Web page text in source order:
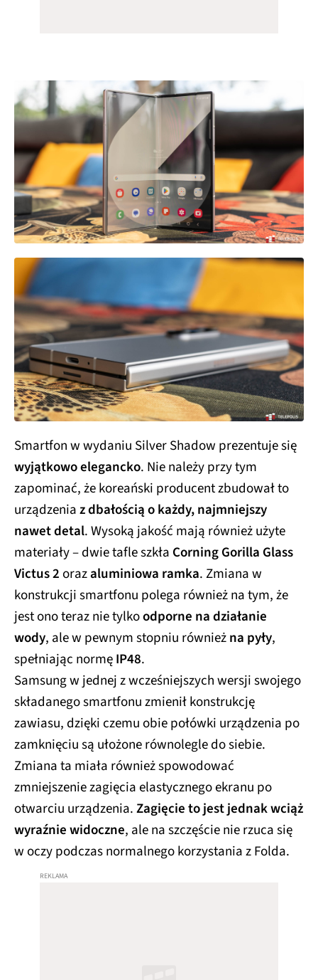
Smartfon w wydaniu Silver Shadow prezentuje się
wyjątkowo elegancko. Nie należy przy tym
zapominać, że koreański producent zbudował to
urządzeniaz dbałością o każdy, najmniejszy
nawet detal. Wysoką jakość mają również użyte
materiały – dwie tafle szkła Corning Gorilla Glass
Victus 2orazaluminiowa ramka. Zmiana w
konstrukcji smartfonu polega również na tym, że
jest ono teraz nie tylkoodporne na działanie
wody, ale w pewnym stopniu równieżna pyły,
spełniając normęIP48.
Samsung w jednej z wcześniejszych wersji swojego
składanego smartfonu zmienił konstrukcję
zawiasu, dzięki czemu obie połówki urządzenia po
zamknięciu są ułożone równolegle do siebie.
Zmiana ta miała również spowodować
zmniejszenie zagięcia elastycznego ekranu po
otwarciu urządzenia.Zagięcie to jest jednak wciąż
wyraźnie widoczne, ale na szczęście nie rzuca się
w oczy podczas normalnego korzystania z Folda.